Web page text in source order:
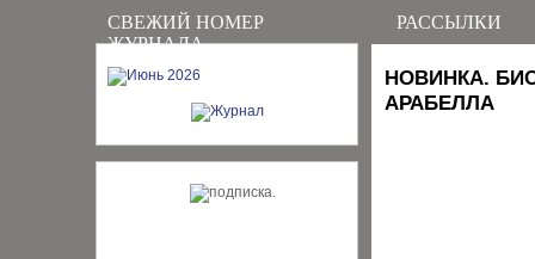
СВЕЖИЙ НОМЕР
ЖУРНАЛА
РАССЫЛКИ
НОВИНКА.
АРАБЕЛЛА